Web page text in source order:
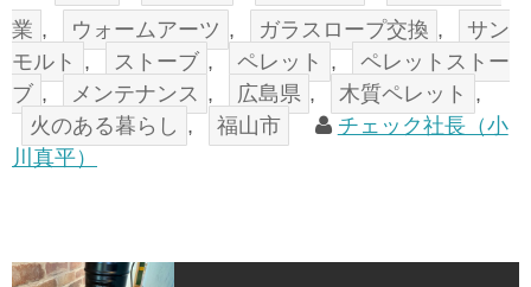
業 , ウォームアーツ , ガラスロープ交換 ,
サン
モルト , ストーブ , ペレット ,
ペレットストー
ブ , メンテナンス , 広島県 , 木質ペレット ,
火のある暮らし , 福山市
チェック社長（小
川真平）